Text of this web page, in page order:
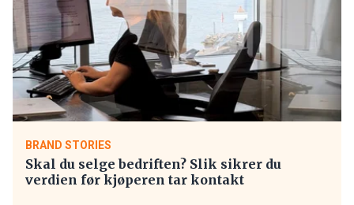
BRAND STORIES
Skal du selge bedriften? Slik sikrer du
verdien før kjøperen tar kontakt